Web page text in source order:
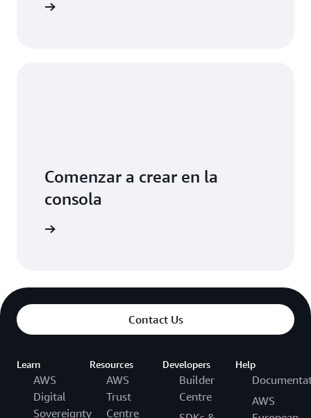
Comenzar a crear en la
consola
Contact Us
Learn
AWS
Digital
Sovereignty
Resources
AWS
Trust
Centre
Developers
Builder
Centre
Help
AWS